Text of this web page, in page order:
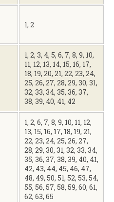
1, 2
1, 2, 3, 4, 5, 6, 7, 8, 9, 10,
11, 12, 13, 14, 15, 16, 17,
18, 19, 20, 21, 22, 23, 24,
25, 26, 27, 28, 29, 30, 31,
32, 33, 34, 35, 36, 37,
38, 39, 40, 41, 42
1, 2, 6, 7, 8, 9, 10, 11, 12,
13, 15, 16, 17, 18, 19, 21,
22, 23, 24, 25, 26, 27,
28, 29, 30, 31, 32, 33, 34,
35, 36, 37, 38, 39, 40, 41,
42, 43, 44, 45, 46, 47,
48, 49, 50, 51, 52, 53, 54,
55, 56, 57, 58, 59, 60, 61,
62, 63, 65